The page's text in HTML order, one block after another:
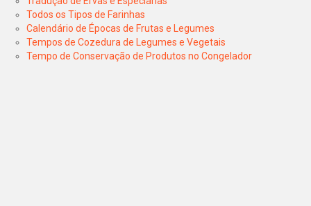
Todos os Tipos de Farinhas
Calendário de Épocas de Frutas e Legumes
Tempos de Cozedura de Legumes e Vegetais
Tempo de Conservação de Produtos no Congelador